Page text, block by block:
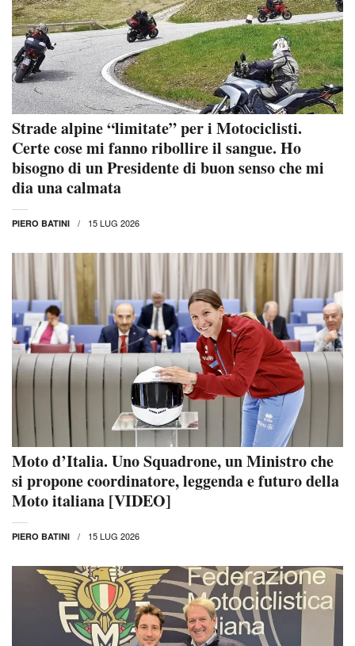
Strade alpine “limitate” per i Motociclisti.
Certe cose mi fanno ribollire il sangue. Ho
bisogno di un Presidente di buon senso che mi
dia una calmata
PIERO BATINI 15 LUG 2026
Moto d’Italia. Uno Squadrone, un Ministro che
si propone coordinatore, leggenda e futuro della
Moto italiana [VIDEO]
PIERO BATINI 15 LUG 2026